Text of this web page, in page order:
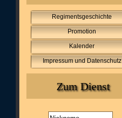
Regimentsgeschichte
Promotion
Kalender
Impressum und Datenschutz
Zum Dienst